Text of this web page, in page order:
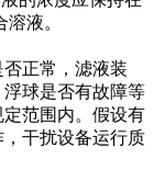
液。
正常，滤液装
球是否有故障等
范围内。假设有
干扰设备运行质